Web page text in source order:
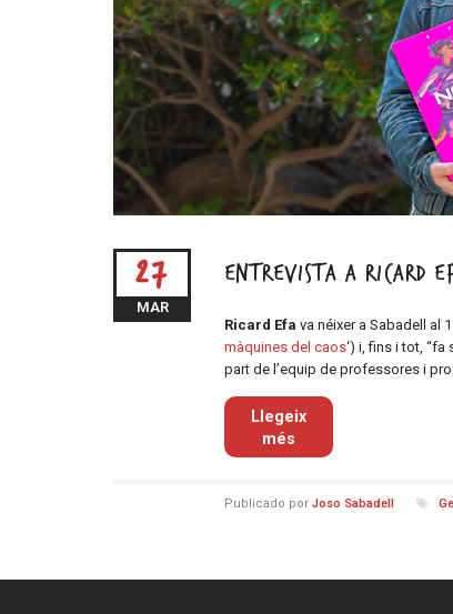
27
MAR
Entrevista a Ricard
Ricard Efa va néixer a Sabadell al
màquines del caos‘) i, fins i tot,
part de l’equip de professores i
Llegeix
més
Publicado por Joso Sabadell